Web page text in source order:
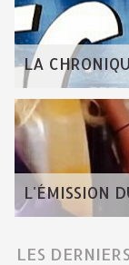
LA
L'ÉMISSION
LES